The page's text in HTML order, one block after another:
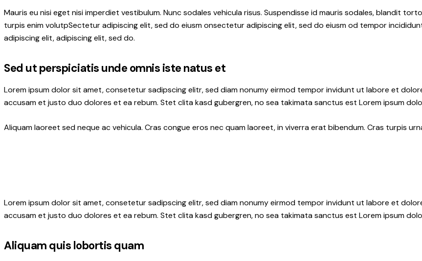
Mauris eu nisi eget nisi imperdiet vestibulum. Nunc sodales vehicula risus. Suspendisse id mauris sodales, blandit
turpis enim volutpSectetur adipiscing elit, sed do eiusm onsectetur adipiscing elit, sed do eiusm od tempor
adipiscing elit, adipiscing elit, sed do.
Sed ut perspiciatis unde omnis iste natus et
Lorem ipsum dolor sit amet, consetetur sadipscing elitr, sed diam nonumy eirmod tempor invidunt ut labore et
accusam et justo duo dolores et ea rebum. Stet clita kasd gubergren, no sea takimata sanctus est Lorem ipsum
Aliquam laoreet sed neque ac vehicula. Cras congue eros nec quam laoreet, in viverra erat bibendum. Cras turpis
Lorem ipsum dolor sit amet, consetetur sadipscing elitr, sed diam nonumy eirmod tempor invidunt ut labore et
accusam et justo duo dolores et ea rebum. Stet clita kasd gubergren, no sea takimata sanctus est Lorem ipsum
Aliquam quis lobortis quam